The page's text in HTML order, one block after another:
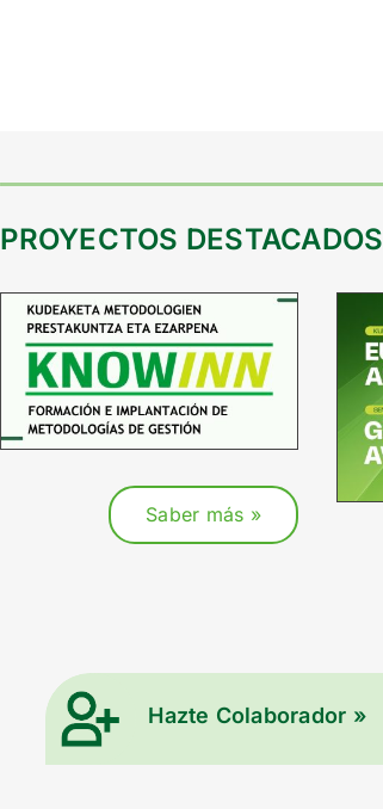
PROYECTOS DESTACADOS
Saber más »
Hazte Colaborador »